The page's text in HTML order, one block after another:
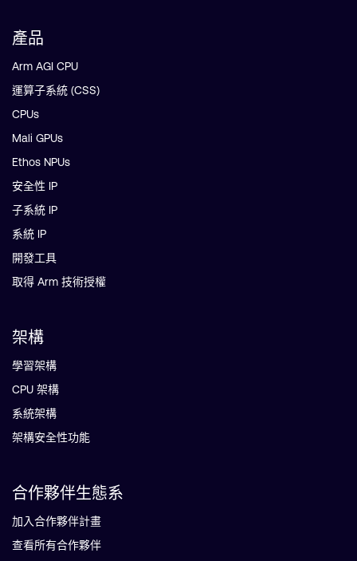
產品
Arm AGI CPU
運算子系統 (CSS)
CPUs
Mali GPUs
Ethos NPUs
安全性 IP
子系統 IP
系統 IP
開發工具
取得 Arm 技術授權
架構
學習架構
CPU 架構
系統架構
架構安全性功能
合作夥伴生態系
加入合作夥伴計畫
查看所有合作夥伴